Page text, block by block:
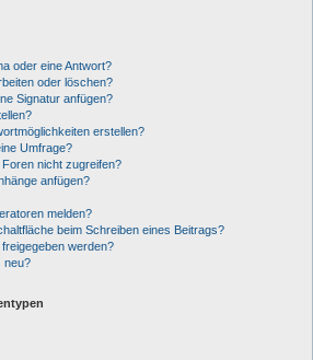
oder eine Antwort?
oder löschen?
Signatur anfügen?
erstellen?
Umfrage?
nicht zugreifen?
anfügen?
melden?
beim Schreiben eines Beitrags?
werden?
neu?